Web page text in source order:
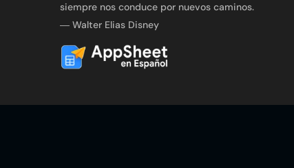
siempre nos conduce por nuevos caminos.
― Walter Elias Disney